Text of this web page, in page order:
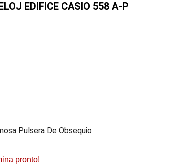
EDIFICE CASIO 558 A-P
Pulsera De Obsequio
pronto!